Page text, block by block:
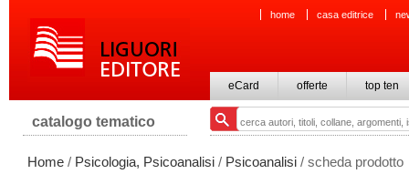
home casa editrice
eCard offerte top ten
catalogo tematico
Home / Psicologia, Psicoanalisi / Psicoanalisi / scheda prodotto